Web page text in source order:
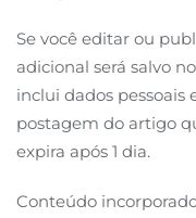
Se você editar ou
adicional será salvo
inclui dados pessoais
postagem do artigo
expira após 1 dia.
Conteúdo